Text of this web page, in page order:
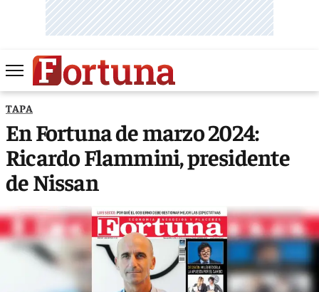
TAPA
En Fortuna de marzo 2024:
Ricardo Flammini, presidente
de Nissan